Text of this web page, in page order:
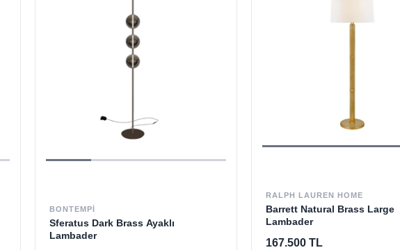
BONTEMPI
Sferatus Dark Brass Ayaklı
Lambader
RALPH LAUREN HOME
Barrett Natural Brass Large
Lambader
167.500 TL